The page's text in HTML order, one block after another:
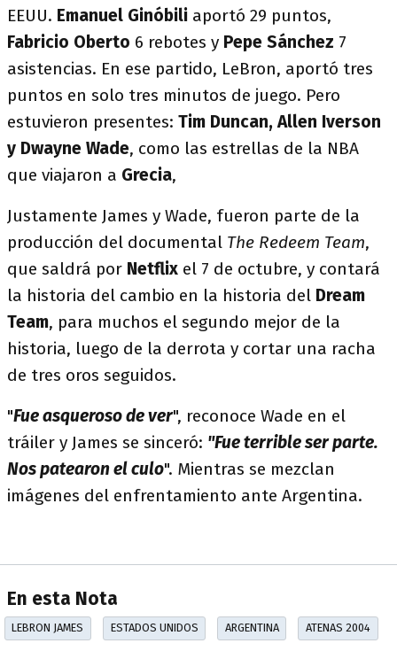
EEUU. Emanuel Ginóbili aportó 29 puntos,
Fabricio Oberto 6 rebotes y Pepe Sánchez 7
asistencias. En ese partido, LeBron, aportó tres
puntos en solo tres minutos de juego. Pero
estuvieron presentes: Tim Duncan, Allen Iverson
y Dwayne Wade, como las estrellas de la NBA
que viajaron a Grecia,
Justamente James y Wade, fueron parte de la
producción del documental The Redeem Team,
que saldrá por Netflix el 7 de octubre, y contará
la historia del cambio en la historia del Dream
Team, para muchos el segundo mejor de la
historia, luego de la derrota y cortar una racha
de tres oros seguidos.
"Fue asqueroso de ver", reconoce Wade en el
tráiler y James se sinceró: "Fue terrible ser parte.
Nos patearon el culo". Mientras se mezclan
imágenes del enfrentamiento ante Argentina.
En esta Nota
LEBRON JAMES ESTADOS UNIDOS ARGENTINA ATENAS 2004